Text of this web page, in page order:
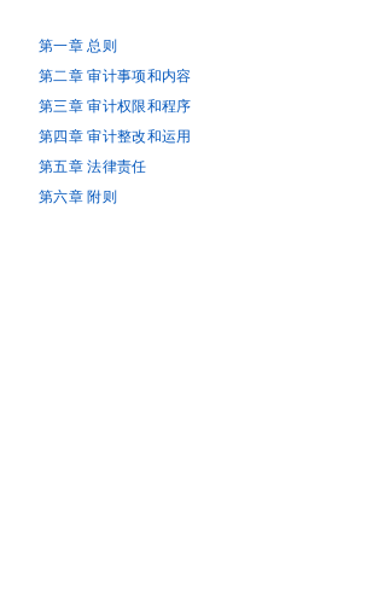
第一章 总则
第二章 审计事项和内容
第三章 审计权限和程序
第四章 审计整改和运用
第五章 法律责任
第六章 附则